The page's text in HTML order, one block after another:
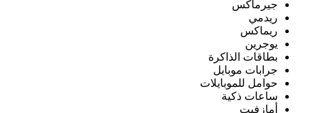
جيرماكس
ريدمي
ريماكس
يوجرين
بطاقات الذاكرة
جرابات موبايل
حوامل للموبايلات
ساعات ذكية
أمازفيت